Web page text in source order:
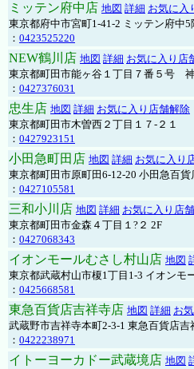
ミッテン府中店 地図 詳細 お気に入
東京都府中市宮町1-41-2 ミッテン府中5
： 0423525220
NEW鶴川店 地図 詳細 お気に入り店
東京都町田市能ヶ谷１丁目７番５号
： 0427376031
忠生店 地図 詳細 お気に入り店舗解除
東京都町田市木曽西２丁目１７-２１
： 0427923151
小田急町田店 地図 詳細 お気に入り
東京都町田市原町田6-12-20 小田急百
： 0427105581
三和小川店 地図 詳細 お気に入り店
東京都町田市金森４丁目１?２ 2F
： 0427068343
イオンモールむさし村山店 地図
東京都武蔵村山市榎1丁目1-3 イオンモ
： 0425668581
東急百貨店吉祥寺店 地図 詳細 お
武蔵野市吉祥寺本町2-3-1 東急百貨店吉
： 0422238971
イトーヨーカドー武蔵境店 地図